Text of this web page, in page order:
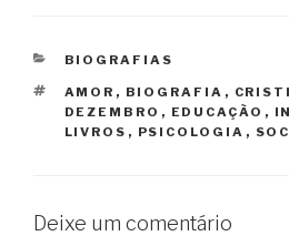
CATEGORIAS
BIOGRAFIAS
TAGS
AMOR , BIOGRAFIA ,
DEZEMBRO , EDUCAÇÃO ,
LIVROS , PSICOLOGIA ,
Deixe um comentário